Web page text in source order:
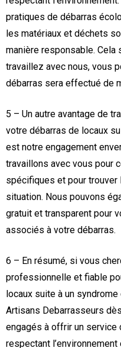
pratiques de débarras
les matériaux et déchets
manière responsable.
travaillez avec nous, vous
débarras sera effectué de
5 – Un autre avantage de
votre débarras de locaux
est notre engagement
travaillons avec vous pour
spécifiques et pour
situation. Nous pouvons
gratuit et transparent pour
associés à votre débarras.
6 – En résumé, si vous
professionnelle et fiable
locaux suite à un
Artisans Debarrasseurs
engagés à offrir un service
respectant